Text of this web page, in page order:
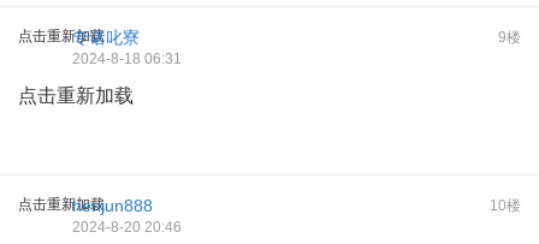
点击重新加载 9楼
专诸叱寮
2024-8-18 06:31
点击重新加载
点击重新加载 10楼
henjun888
2024-8-20 20:46